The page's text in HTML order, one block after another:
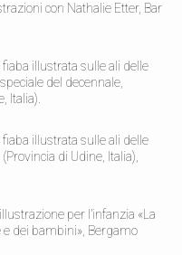
con Nathalie Etter, Bar
illustrata sulle ali delle
del decennale,
Italia).
illustrata sulle ali delle
di Udine, Italia),
per l’infanzia «La
dei bambini», Bergamo